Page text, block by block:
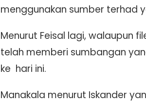
menggunakan sumber terhad
Menurut Feisal lagi, walaupun
telah memberi sumbangan
ke hari ini.
Manakala menurut Iskander